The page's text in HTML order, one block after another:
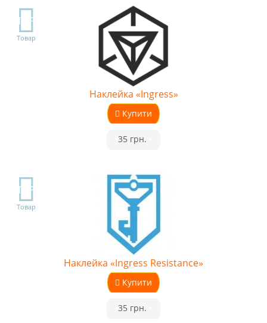
TOP
Товар
Наклейка «Ingress»
Купити
35 грн.
TOP
Товар
Наклейка «Ingress Resistance»
Купити
35 грн.